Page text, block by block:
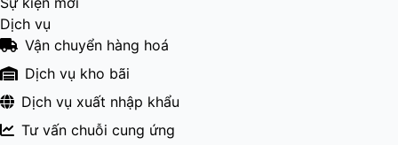
Dịch vụ
Vận chuyển hàng hoá
Dịch vụ kho bãi
Dịch vụ xuất nhập khẩu
Tư vấn chuỗi cung ứng